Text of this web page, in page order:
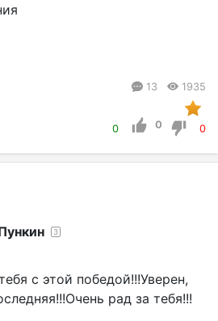
13 1935
0 0 0
3
с этой победой!!!Уверен,
рад за тебя!!!